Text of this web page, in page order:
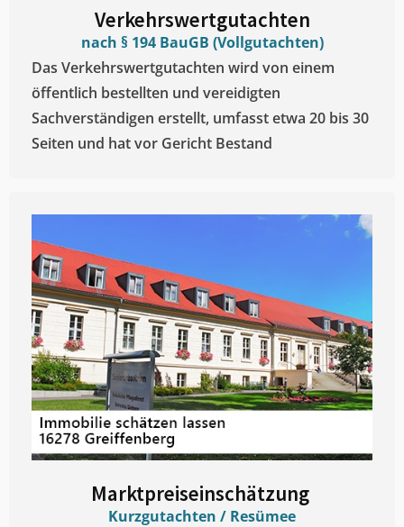
Verkehrswertgutachten
nach § 194 BauGB (Vollgutachten)
Das Verkehrswertgutachten wird von einem
öffentlich bestellten und vereidigten
Sachverständigen erstellt, umfasst etwa 20 bis 30
Seiten und hat vor Gericht Bestand
Marktpreiseinschätzung ​
Kurzgutachten / Resümee